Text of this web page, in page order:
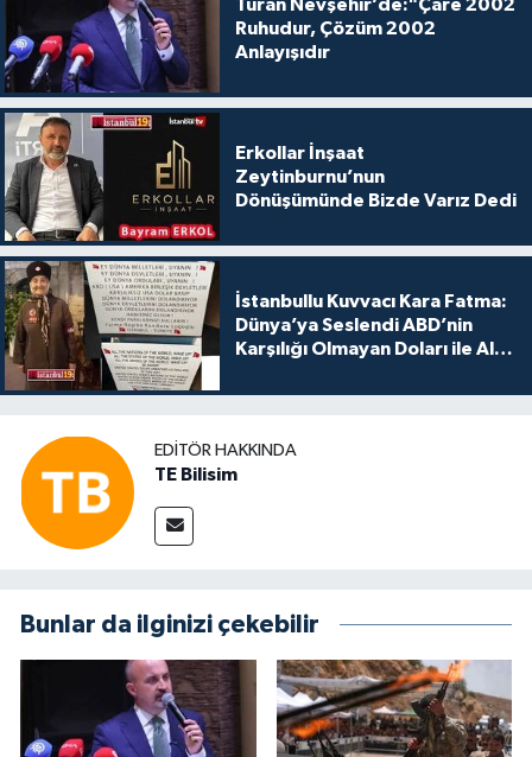
Turan Nevşehir’de:"Çare 2002
Ruhudur, Çözüm 2002
Anlayışıdır
Erkollar İnşaat
Zeytinburnu’nun
Dönüşümünde Bizde Varız Dedi
İstanbullu Kuvvacı Kara Fatma:
Dünya’ya Seslendi ABD’nin
Karşılığı Olmayan Doları ile Alış
EDITÖR HAKKINDA
TE Bilisim
Bunlar da ilginizi çekebilir